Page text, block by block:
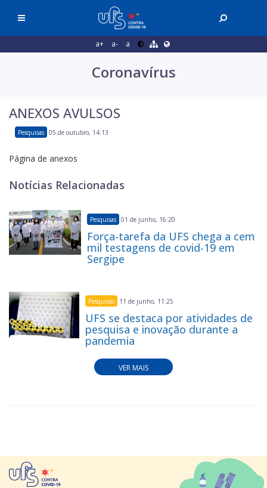
a+ a- a
Coronavírus
ANEXOS AVULSOS
Pesquisas 05 de outubro, 14:13
Página de anexos
Notícias Relacionadas
Pesquisas 01 de junho, 16:20
Força-tarefa da UFS chega a cem
mil testagens de covid-19 em
Sergipe
Pesquisas 11 de junho, 11:25
UFS se destaca por atividades de
pesquisa e inovação durante a
pandemia
VER MAIS